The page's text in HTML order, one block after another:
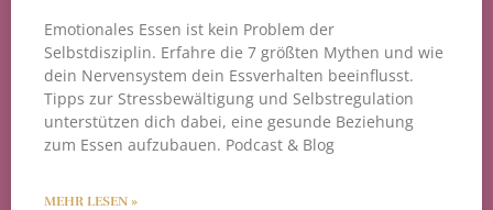
Emotionales Essen ist kein Problem der
Selbstdisziplin. Erfahre die 7 größten Mythen und wie
dein Nervensystem dein Essverhalten beeinflusst.
Tipps zur Stressbewältigung und Selbstregulation
unterstützen dich dabei, eine gesunde Beziehung
zum Essen aufzubauen. Podcast & Blog
MEHR LESEN »